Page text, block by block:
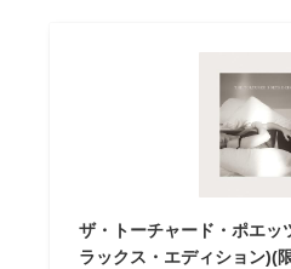
ザ・トーチャード・ポエッ
ラックス・エディション)(